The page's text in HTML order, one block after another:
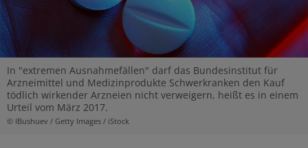
In "extremen Ausnahmefällen" darf das Bundesinstitut für
Arzneimittel und Medizinprodukte Schwerkranken den Kauf
tödlich wirkender Arzneien nicht verweigern, heißt es in einem
Urteil vom März 2017.
© IBushuev / Getty Images / iStock